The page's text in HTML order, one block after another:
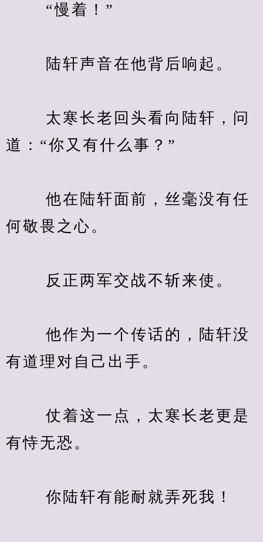
“慢着！”
陆轩声音在他背后响起。
太寒长老回头看向陆轩，问
道：“你又有什么事？”
他在陆轩面前，丝毫没有任
何敬畏之心。
反正两军交战不斩来使。
他作为一个传话的，陆轩没
有道理对自己出手。
仗着这一点，太寒长老更是
有恃无恐。
你陆轩有能耐就弄死我！